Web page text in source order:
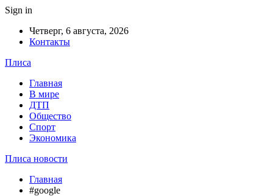
Sign in
Четверг, 6 августа, 2026
Контакты
Плиса
Главная
В мире
ДТП
Общество
Спорт
Экономика
Плиса новости
Главная
#google